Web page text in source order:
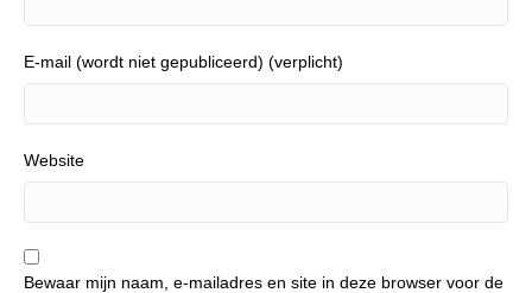
E-mail (wordt niet gepubliceerd) (verplicht)
Website
Bewaar mijn naam, e-mailadres en site in deze browser voor de